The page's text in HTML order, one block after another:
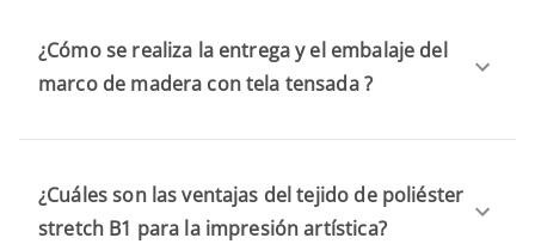
¿Cómo se realiza la entrega y el embalaje del
marco de madera con tela tensada ?
¿Cuáles son las ventajas del tejido de poliéster
stretch B1 para la impresión artística?